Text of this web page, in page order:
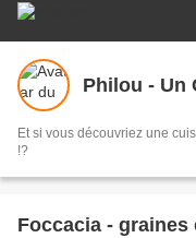
Philou - Un
Et si vous découvriez une
!?
Foccacia -